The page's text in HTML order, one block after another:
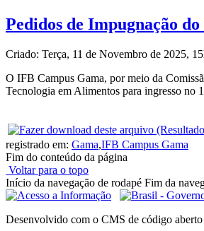
Pedidos de Impugnação
Criado: Terça, 11 de Novembro de 2025,
O IFB Campus Gama, por meio da
Tecnologia em Alimentos para ingresso no
registrado em: Gama,IFB Campus Gama
Fim do conteúdo da página
Voltar para o topo
Início da navegação de rodapé Fim da
Desenvolvido com o CMS de código aberto